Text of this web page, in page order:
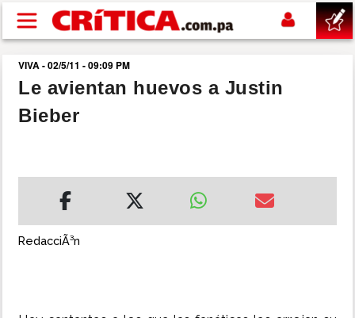
Pasar al contenido principal
buscar
SUCESOS
POLÍTICA
SHOW
VIVA - 02/5/11 - 09:09 PM
Le avientan huevos a Justin
Bieber
RedacciÃ³n